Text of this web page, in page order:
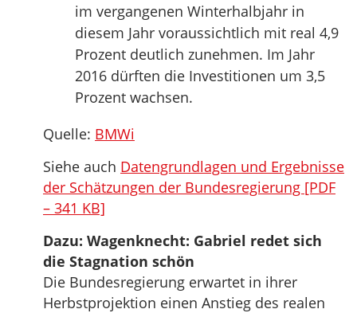
im vergangenen Winterhalbjahr in
diesem Jahr voraussichtlich mit real 4,9
Prozent deutlich zunehmen. Im Jahr
2016 dürften die Investitionen um 3,5
Prozent wachsen.
Quelle: BMWi
Siehe auch Datengrundlagen und Ergebnisse
der Schätzungen der Bundesregierung [PDF
– 341 KB]
Dazu: Wagenknecht: Gabriel redet sich
die Stagnation schön
Die Bundesregierung erwartet in ihrer
Herbstprojektion einen Anstieg des realen